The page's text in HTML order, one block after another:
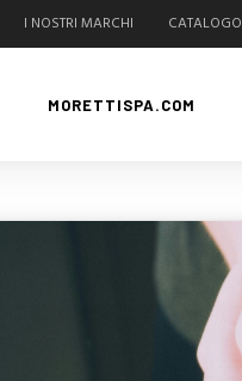
I NOSTRI MARCHI CATALOGO
MORETTISPA.COM